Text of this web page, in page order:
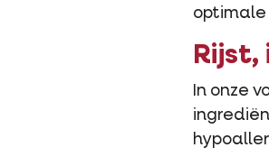
optimale
In onze